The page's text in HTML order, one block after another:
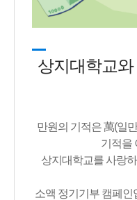
상지대학교
만원의 기적은 萬(일
기적을
상지대학교를 사랑
소액 정기기부 캠페인